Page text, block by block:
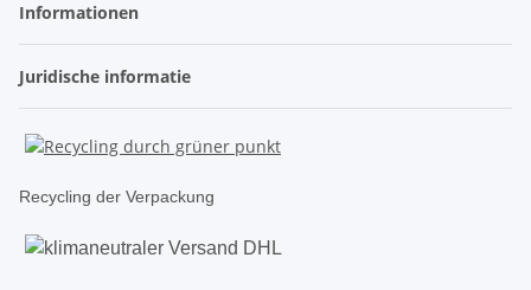
Informationen
Juridische informatie
Recycling der Verpackung